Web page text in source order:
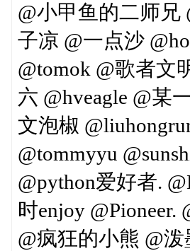
@小甲鱼的二师兄
子凉 @一点沙
@tomok @歌者文
六 @hveagle @某
文泡椒
@tommyyu
@python爱好者.
时enjoy @Pioneer.
@疯狂的小熊 @